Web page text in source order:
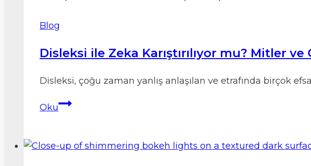
Blog
Disleksi ile Zeka Karıştırılıyor mu? Mitler ve
Disleksi, çoğu zaman yanlış anlaşılan ve etrafında birçok
OkuDisleksi
Karıştırılıyor